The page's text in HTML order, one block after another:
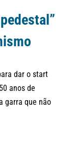
dar o start
anos de
garra que não